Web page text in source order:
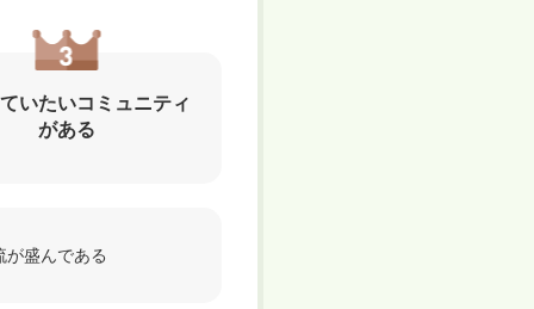
いたいコミュニティ
がある
が盛んである